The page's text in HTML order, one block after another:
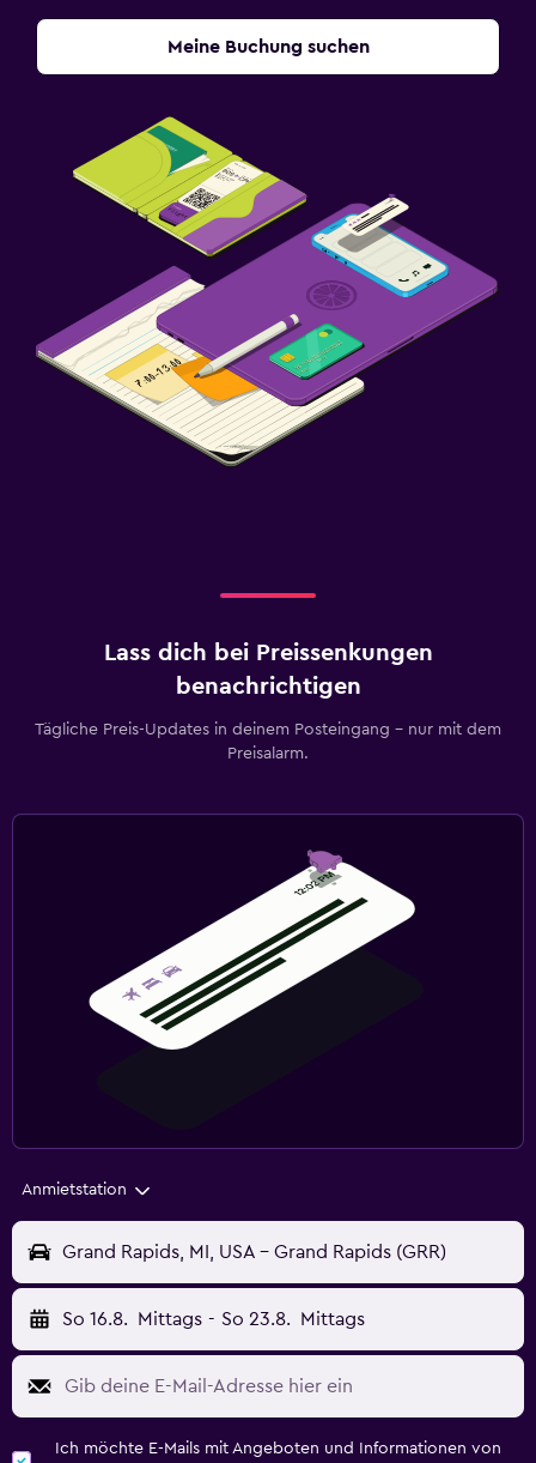
Meine Buchung suchen
Lass dich bei Preissenkungen
benachrichtigen
Tägliche Preis-Updates in deinem Posteingang – nur mit dem
Preisalarm.
Anmietstation
Grand Rapids, MI, USA - Grand Rapids (GRR)
So 16.8. Mittags - So 23.8. Mittags
Ich möchte E-Mails mit Angeboten und Informationen von